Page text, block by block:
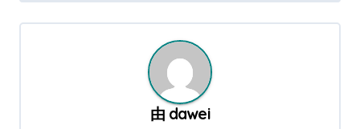
导
由 dawei